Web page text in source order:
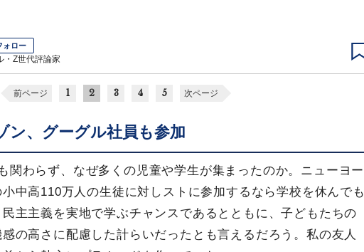
ォロー
・Z世代評論家
前ページ 1 2 3 4 5 次ページ
ン、グーグル社員も参加
関わらず、なぜ多くの児童や学生が集まったのか。ニューヨー
中高110万人の生徒に対しストに参加するなら学校を休んでも
主主義を実地で学ぶチャンスであるとともに、子どもたちの
の高さに配慮した計らいだったとも言えるだろう。私の友人